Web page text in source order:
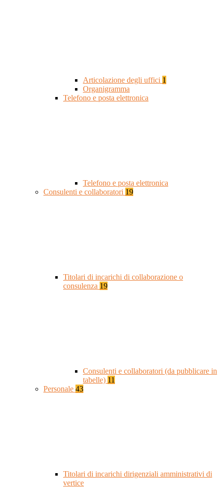
Articolazione degli uffici 1
Organigramma
Telefono e posta elettronica
Telefono e posta elettronica
Consulenti e collaboratori 19
Titolari di incarichi di collaborazione o
consulenza 19
Consulenti e collaboratori (da pubblicare in
tabelle) 11
Personale 43
Titolari di incarichi dirigenziali amministrativi di
vertice